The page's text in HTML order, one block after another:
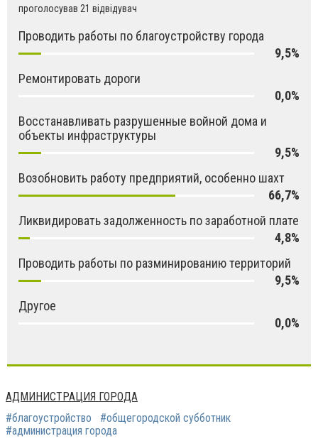
проголосував 21 відвідувач
Проводить работы по благоустройству города
9,5%
Ремонтировать дороги
0,0%
Восстанавливать разрушенные войной дома и
объекты инфраструктуры
9,5%
Возобновить работу предприятий, особенно шахт
66,7%
Ликвидировать задолженность по заработной плате
4,8%
Проводить работы по разминированию территорий
9,5%
Другое
0,0%
АДМИНИСТРАЦИЯ ГОРОДА
#благоустройство
#общегородской субботник
#администрация города